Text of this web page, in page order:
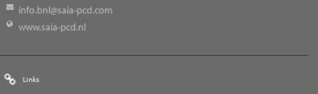
info.bnl@saia-pcd.com
www.saia-pcd.nl
Links